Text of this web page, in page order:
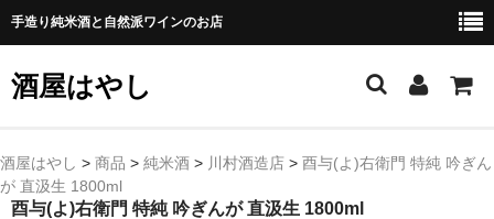
手造り純米酒と自然派ワインのお店
酒屋はやし
ホーム
商品カテゴリー
酒屋はやし > 商品 > 純米酒 > 川村酒造店 > 酉与(よ)右衛門 特純 吟ぎん
が 直汲生 1800ml
酉与(よ)右衛門 特純 吟ぎんが 直汲生 1800ml